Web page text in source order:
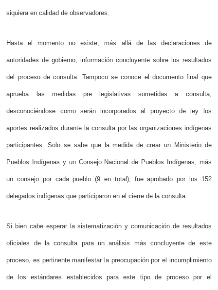
siquiera en calidad de observadores.
Hasta el momento no existe, más allá de las declaraciones de
autoridades de gobierno, información concluyente sobre los resultados
del proceso de consulta. Tampoco se conoce el documento final que
aprueba las medidas pre legislativas sometidas a consulta,
desconociéndose como serán incorporados al proyecto de ley los
aportes realizados durante la consulta por las organizaciones indígenas
participantes. Solo se sabe que la medida de crear un Ministerio de
Pueblos Indígenas y un Consejo Nacional de Pueblos Indígenas, más
un consejo por cada pueblo (9 en total), fue aprobado por los 152
delegados indígenas que participaron en el cierre de la consulta.
Si bien cabe esperar la sistematización y comunicación de resultados
oficiales de la consulta para un análisis más concluyente de este
proceso, es pertinente manifestar la preocupación por el incumplimiento
de los estándares establecidos para este tipo de proceso por el